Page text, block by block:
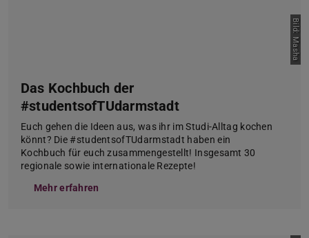
Bild: Masha
Das Kochbuch der
#studentsofTUdarmstadt
Euch gehen die Ideen aus, was ihr im Studi-Alltag kochen
könnt? Die #studentsofTUdarmstadt haben ein
Kochbuch für euch zusammengestellt! Insgesamt 30
regionale sowie internationale Rezepte!
Mehr erfahren